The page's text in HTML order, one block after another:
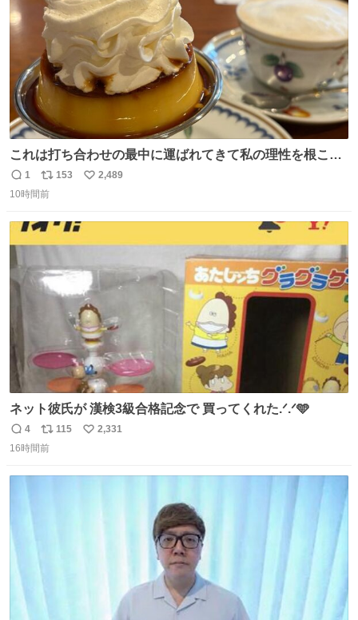
これは打ち合わせの最中に運ばれてきて私の理性を根こそ
ぎ奪い去ったプリンの写真です。
返
信
1
リ
ポ
ト
数
153
い
2,489
10時間前
ネット彼氏が 漢検3級合格記念で 買ってくれた.ᐟ.ᐟ🩵
返
信
4
リ
ポ
115
い
2,331
16時間前